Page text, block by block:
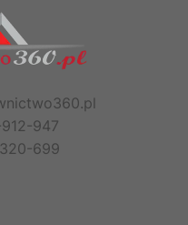
947
699